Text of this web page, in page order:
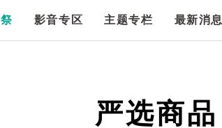
影音专区 主题专栏 最新消息
严选商品